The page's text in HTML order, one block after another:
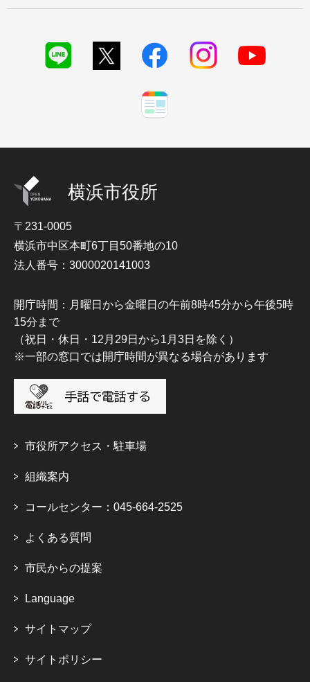
横浜市役所
〒231-0005
横浜市中区本町6丁目50番地の10
法人番号：3000020141003
開庁時間：月曜日から金曜日の午前8時45分から午後5時
15分まで
（祝日・休日・12月29日から1月3日を除く）
※一部の窓口では開庁時間が異なる場合があります
市役所アクセス・駐車場
組織案内
コールセンター：045-664-2525
よくある質問
市民からの提案
Language
サイトマップ
サイトポリシー